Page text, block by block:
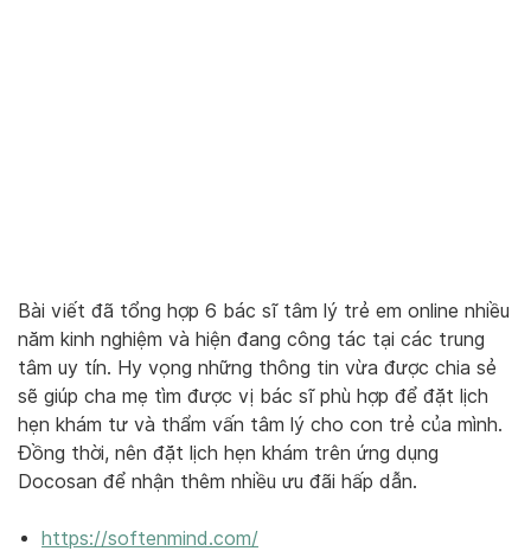
Bài viết đã tổng hợp 6 bác sĩ tâm lý trẻ em online nhiều
năm kinh nghiệm và hiện đang công tác tại các trung
tâm uy tín. Hy vọng những thông tin vừa được chia sẻ
sẽ giúp cha mẹ tìm được vị bác sĩ phù hợp để đặt lịch
hẹn khám tư và thẩm vấn tâm lý cho con trẻ của mình.
Đồng thời, nên đặt lịch hẹn khám trên ứng dụng
Docosan để nhận thêm nhiều ưu đãi hấp dẫn.
https://softenmind.com/